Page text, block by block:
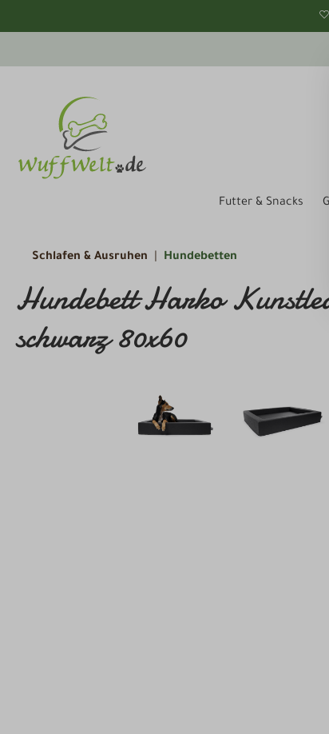
Futter & Snacks
Schlafen & Ausruhen Hundebetten
Hundebett Harko
schwarz 80x60